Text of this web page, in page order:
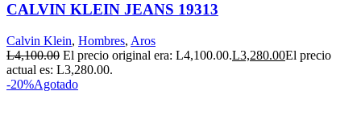
CALVIN KLEIN JEANS 19313
Calvin Klein, Hombres, Aros
L4,100.00 El precio original era: L4,100.00.L3,280.00El precio
actual es: L3,280.00.
-20%Agotado